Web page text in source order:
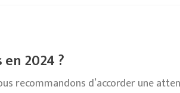
2024 ?
recommandons d’accorder une